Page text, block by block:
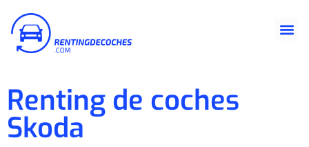
Renting de coches
Skoda